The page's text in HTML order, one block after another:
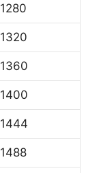
1280
1320
1360
1400
1444
1488